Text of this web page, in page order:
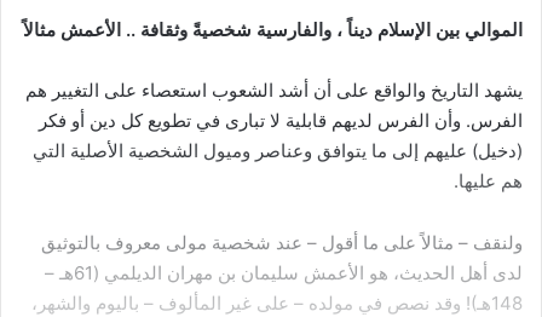
الموالي بين الإسلام ديناً ، والفارسية شخصيةً وثقافة .. الأعمش مثالاً
يشهد التاريخ والواقع على أن أشد الشعوب استعصاء على التغيير هم
الفرس. وأن الفرس لديهم قابلية لا تبارى في تطويع كل دين أو فكر
(دخيل) عليهم إلى ما يتوافق وعناصر وميول الشخصية الأصلية التي
هم عليها.
ولنقف – مثالاً على ما أقول – عند شخصية مولى معروف بالتوثيق
لدى أهل الحديث، هو الأعمش سليمان بن مهران الديلمي (61هـ –
148هـ)! وقد نصص في مولده – على غير المألوف – باليوم والشهر،